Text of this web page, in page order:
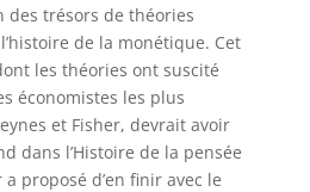
des trésors de théories
de la monétique. Cet
les théories ont suscité
économistes les plus
et Fisher, devrait avoir
dans l’Histoire de la pensée
proposé d’en finir avec le